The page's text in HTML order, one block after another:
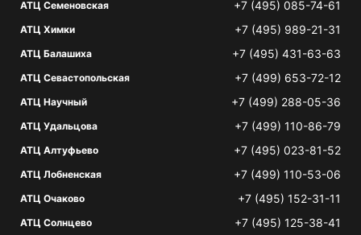
АТЦ Семеновская +7 (495) 085-74-61
АТЦ Химки +7 (495) 989-21-31
АТЦ Балашиха +7 (495) 431-63-63
АТЦ Севастопольская +7 (499) 653-72-12
АТЦ Научный +7 (499) 288-05-36
АТЦ Удальцова +7 (499) 110-86-79
АТЦ Алтуфьево +7 (495) 023-81-52
АТЦ Лобненская +7 (499) 110-53-06
АТЦ Очаково +7 (495) 152-31-11
АТЦ Солнцево +7 (495) 125-38-41